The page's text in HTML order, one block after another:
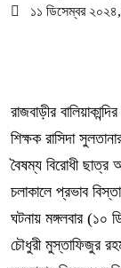
১১ ডিসেম্বর
রাজবাড়ীর
শিক্ষক রাসিদা
বৈষম্য বিরোধী ছাত্র
চলাকালে প্রভাব
ঘটনায় মঙ্গলবার (১০
চৌধুরী মুস্তাফিজুর